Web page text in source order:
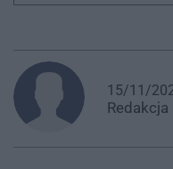
15/11/
Redakcja